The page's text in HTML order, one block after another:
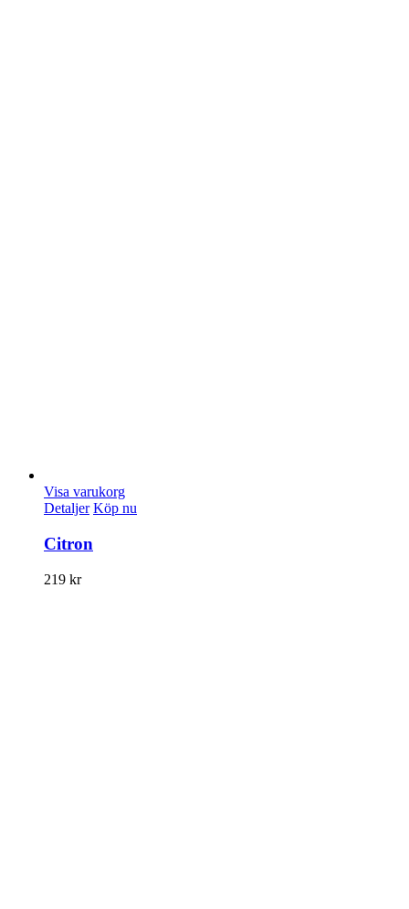
Visa varukorg
Detaljer Köp nu
Citron
219 kr